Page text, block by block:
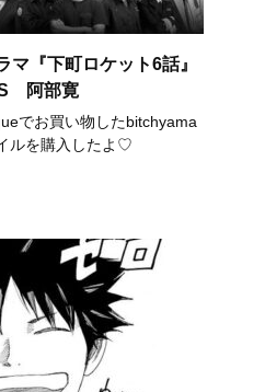
マ『下町ロケット6話』
阿部寛
でお買い物したbitchyama
ルを購入したよ♡